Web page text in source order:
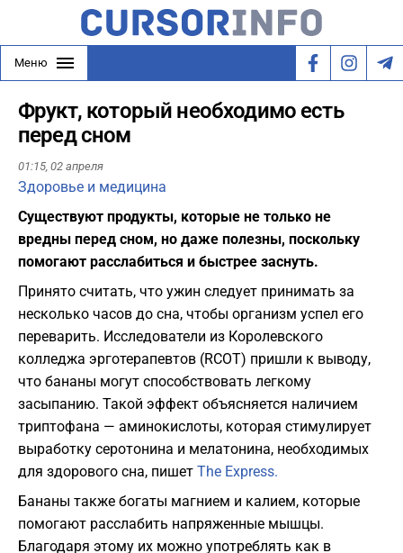
Меню
Фрукт, который необходимо есть
перед сном
01:15, 02 апреля
Здоровье и медицина
Существуют продукты, которые не только не
вредны перед сном, но даже полезны, поскольку
помогают расслабиться и быстрее заснуть.
Принято считать, что ужин следует принимать за
несколько часов до сна, чтобы организм успел его
переварить. Исследователи из Королевского
колледжа эрготерапевтов (RCOT) пришли к выводу,
что бананы могут способствовать легкому
засыпанию. Такой эффект объясняется наличием
триптофана — аминокислоты, которая стимулирует
выработку серотонина и мелатонина, необходимых
для здорового сна, пишет The Express.
Бананы также богаты магнием и калием, которые
помогают расслабить напряженные мышцы.
Благодаря этому их можно употреблять как в